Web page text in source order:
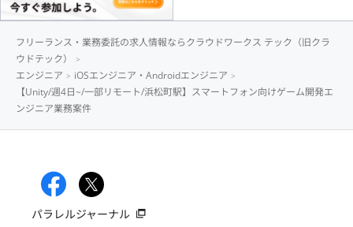
フリーランス・業務委託の求人情報ならクラウドワークス テック（旧クラ
ウドテック）
エンジニア
iOSエンジニア・Androidエンジニア
【Unity/週4日~/一部リモート/浜松町駅】スマートフォン向けゲーム開発エ
ンジニア業務案件
パラレルジャーナル